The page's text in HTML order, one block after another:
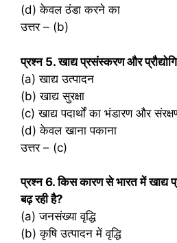
(d) केवल ठंडा करने का
उत्तर – (b)
प्रश्‍न 5. खाद्य प्रसंस्करण और
(a) खाद्य उत्पादन
(b) खाद्य सुरक्षा
(c) खाद्य पदार्थों का भंडारण और
(d) केवल खाना पकाना
उत्तर – (c)
प्रश्‍न 6. किस कारण से भारत में
बढ़ रही है?
(a) जनसंख्या वृद्धि
(b) कृषि उत्पादन में वृद्धि